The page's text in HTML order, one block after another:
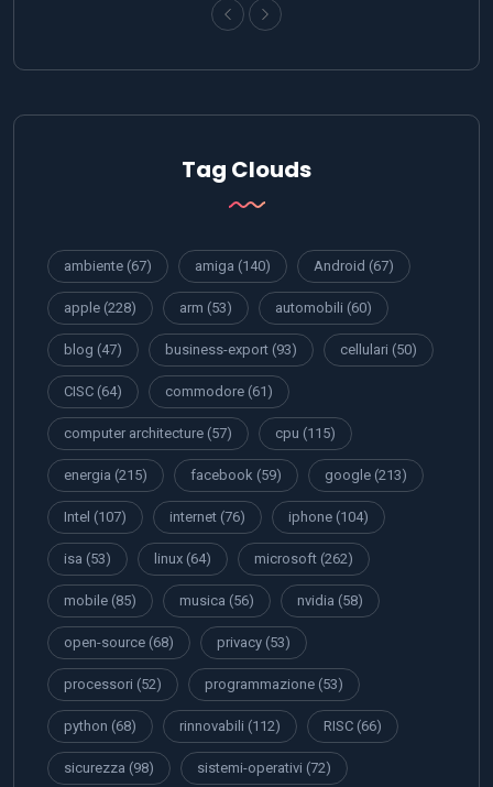
Tag Clouds
ambiente (67) amiga (140) Android (67)
apple (228) arm (53) automobili (60)
blog (47) business-export (93) cellulari (50)
CISC (64) commodore (61)
computer architecture (57) cpu (115)
energia (215) facebook (59) google (213)
Intel (107) internet (76) iphone (104)
isa (53) linux (64) microsoft (262)
mobile (85) musica (56) nvidia (58)
open-source (68) privacy (53)
processori (52) programmazione (53)
python (68) rinnovabili (112) RISC (66)
sicurezza (98) sistemi-operativi (72)